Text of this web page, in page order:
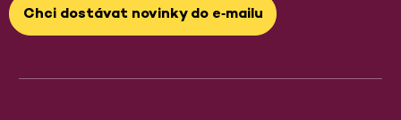
Chci dostávat novinky do e‑mailu